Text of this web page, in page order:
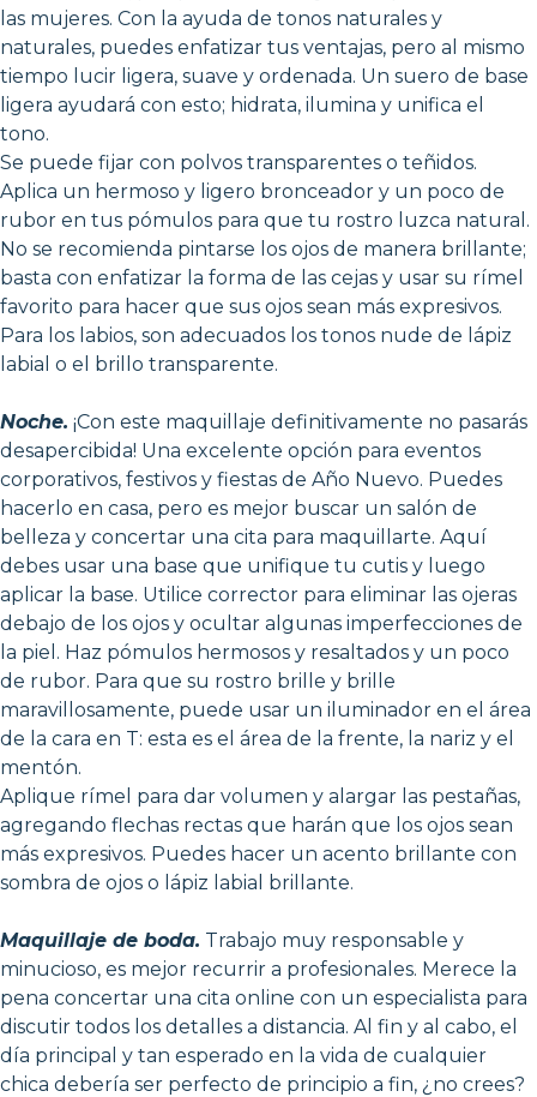
las mujeres. Con la ayuda de tonos naturales y
naturales, puedes enfatizar tus ventajas, pero al mismo
tiempo lucir ligera, suave y ordenada. Un suero de base
ligera ayudará con esto; hidrata, ilumina y unifica el
tono.
Se puede fijar con polvos transparentes o teñidos.
Aplica un hermoso y ligero bronceador y un poco de
rubor en tus pómulos para que tu rostro luzca natural.
No se recomienda pintarse los ojos de manera brillante;
basta con enfatizar la forma de las cejas y usar su rímel
favorito para hacer que sus ojos sean más expresivos.
Para los labios, son adecuados los tonos nude de lápiz
labial o el brillo transparente.
Noche. ¡Con este maquillaje definitivamente no pasarás
desapercibida! Una excelente opción para eventos
corporativos, festivos y fiestas de Año Nuevo. Puedes
hacerlo en casa, pero es mejor buscar un salón de
belleza y concertar una cita para maquillarte. Aquí
debes usar una base que unifique tu cutis y luego
aplicar la base. Utilice corrector para eliminar las ojeras
debajo de los ojos y ocultar algunas imperfecciones de
la piel. Haz pómulos hermosos y resaltados y un poco
de rubor. Para que su rostro brille y brille
maravillosamente, puede usar un iluminador en el área
de la cara en T: esta es el área de la frente, la nariz y el
mentón.
Aplique rímel para dar volumen y alargar las pestañas,
agregando flechas rectas que harán que los ojos sean
más expresivos. Puedes hacer un acento brillante con
sombra de ojos o lápiz labial brillante.
Maquillaje de boda. Trabajo muy responsable y
minucioso, es mejor recurrir a profesionales. Merece la
pena concertar una cita online con un especialista para
discutir todos los detalles a distancia. Al fin y al cabo, el
día principal y tan esperado en la vida de cualquier
chica debería ser perfecto de principio a fin, ¿no crees?